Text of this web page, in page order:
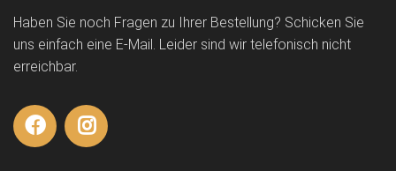
Haben Sie noch Fragen zu Ihrer Bestellung? Schicken Sie
uns einfach eine E-Mail. Leider sind wir telefonisch nicht
erreichbar.